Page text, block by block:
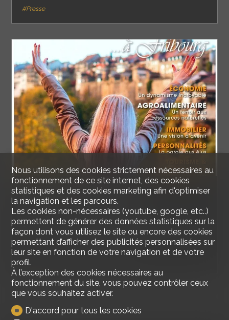
#Presse
Bien Vivre à Fribourg
25 décembre 2022
Switzerland House a été sélectionné parmi les
agences immobilière Fribourgeoise, dans l'édition
2019/20." Bien Vivre à Fribourg ".
#Presse
Nous utilisons des cookies strictement nécessaires au
fonctionnement de ce site internet, des cookies
statistiques et des cookies marketing afin d'optimiser
la navigation et les parcours.
Les cookies non-nécessaires (youtube, google, etc..)
permettent de générer des données statistiques sur la
façon dont vous utilisez le site ou encore des cookies
permettant d’afficher des publicités personnalisées sur
leur site en fonction de votre navigation et de votre
profil.
À l’exception des cookies nécessaires au
fonctionnement du site, vous pouvez contrôler ceux
que vous souhaitez activer.
D'accord pour tous les cookies